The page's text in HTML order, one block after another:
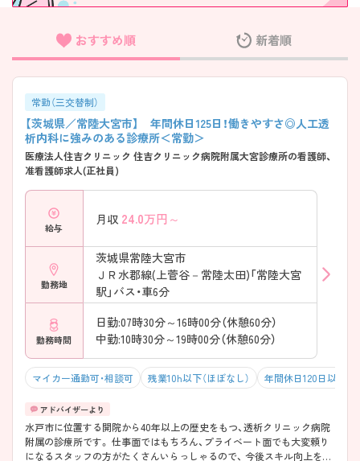
フリーワード検索
おすすめ順 新着順
常勤（三交替制）
【茨城県／常陸大宮市】 年間休日125日！働きやすさ◎人工透
析内科に強みのある診療所＜常勤＞
医療法人住吉クリニック 住吉クリニック病院附属大宮診療所の看護師、
准看護師求人(正社員)
給与
月収 24.0万円～
勤務地
茨城県常陸大宮市
ＪＲ水郡線(上菅谷－常陸太田)「常陸大宮
駅」バス・車6分
勤務時間
日勤:07時30分～16時00分（休憩60分）
中勤:10時30分～19時00分（休憩60分）
マイカー通勤可・相談可 残業10h以下（ほぼなし） 年間休日120日以上
水戸市に位置する開院から40年以上の歴史をもつ、透析クリニック病院
附属の診療所です。 仕事面ではもちろん、プライベート面でも大変頼り
になるスタッフの方がたくさんいらっしゃるので、 今後スキル向上を目